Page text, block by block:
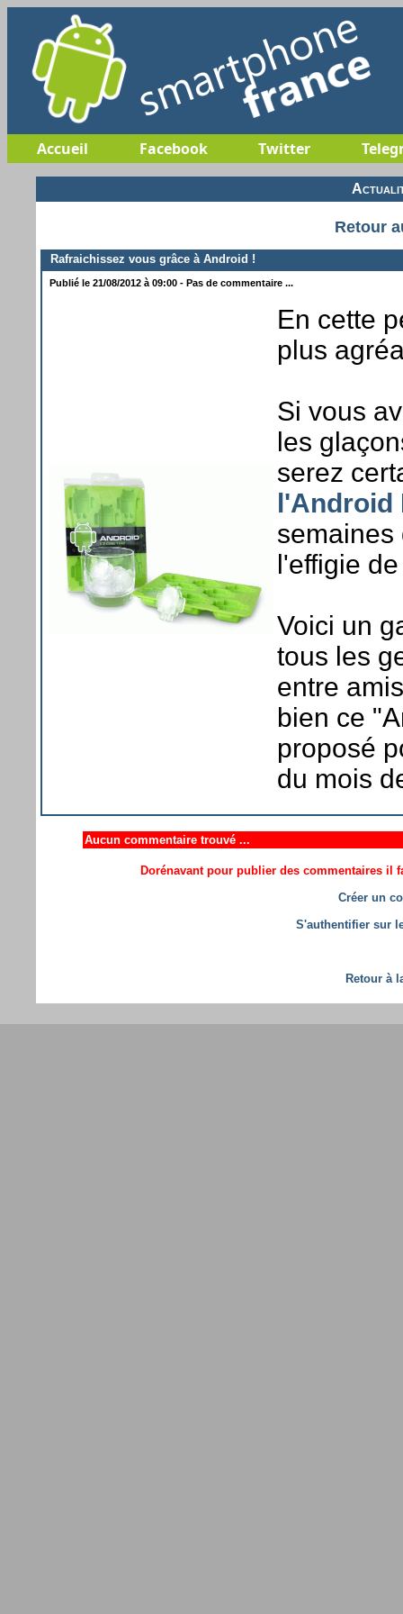
Accueil Facebook Twitter
Retour
Rafraichissez vous grâce à Android !
Publié le 21/08/2012 à 09:00 - Pas de commentaire ...
En cette
plus
Si vous
les
serez
l'Android
semaines
l'effigie
Voici un
tous les
entre
bien ce
proposé
du mois
Aucun commentaire trouvé ...
Dorénavant pour publier des commentaires il
Créer un
S'authentifier sur
Retour à